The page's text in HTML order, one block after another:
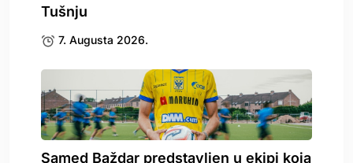
Tušnju
7. Augusta 2026.
Samed Baždar predstavljen u ekipi koja